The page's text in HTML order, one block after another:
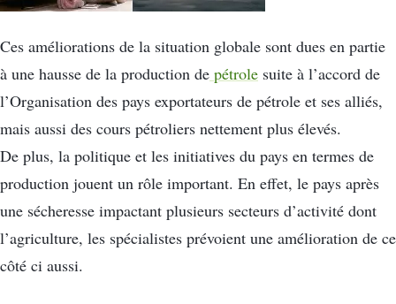
Ces améliorations de la situation globale sont dues en partie
à une hausse de la production de pétrole suite à l’accord de
l’Organisation des pays exportateurs de pétrole et ses alliés,
mais aussi des cours pétroliers nettement plus élevés.
De plus, la politique et les initiatives du pays en termes de
production jouent un rôle important. En effet, le pays après
une sécheresse impactant plusieurs secteurs d’activité dont
l’agriculture, les spécialistes prévoient une amélioration de ce
côté ci aussi.